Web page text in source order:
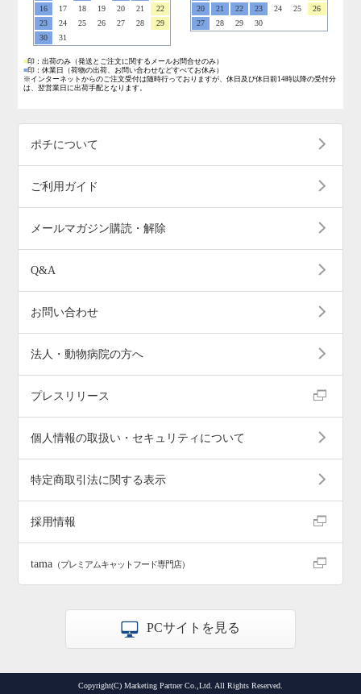
16
17 18 19 20 21
22
23
24 25 26 27 28
29
30
31
20
21 22 23 24 25
26
27
28 29 30
■印：出荷のみ （発送とご注文に関するメールお問合せのみ）
■印：休業日
（荷物の出荷、お問い合わせなどすべてお休み）
※インターネットからのご注文受付は随時行っておりますが、休日及び休日前14時以降の受付分
は、翌営業日に出荷手配となります。
ポチについて
ご利用ガイド
メールマガジン購読・解除
Q&A
お問い合わせ
法人・動物病院の方へ
プレスリリース
個人情報の取扱い・セキュリティについて
特定商取引法に関する表示
採用情報
tama （プレミアムキャットフード専門店）
PCサイトを見る
Copyright(C) Marketing Partner Co.,Ltd. All Rights Reserved.